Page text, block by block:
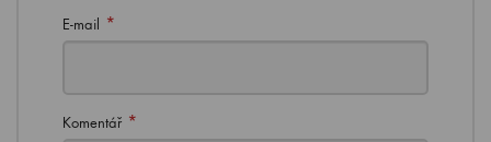
E-mail *
Komentář *